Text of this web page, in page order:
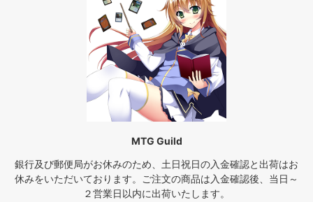
MTG Guild
銀行及び郵便局がお休みのため、土日祝日の入金確認と出荷はお
休みをいただいております。ご注文の商品は入金確認後、当日～
２営業日以内に出荷いたします。